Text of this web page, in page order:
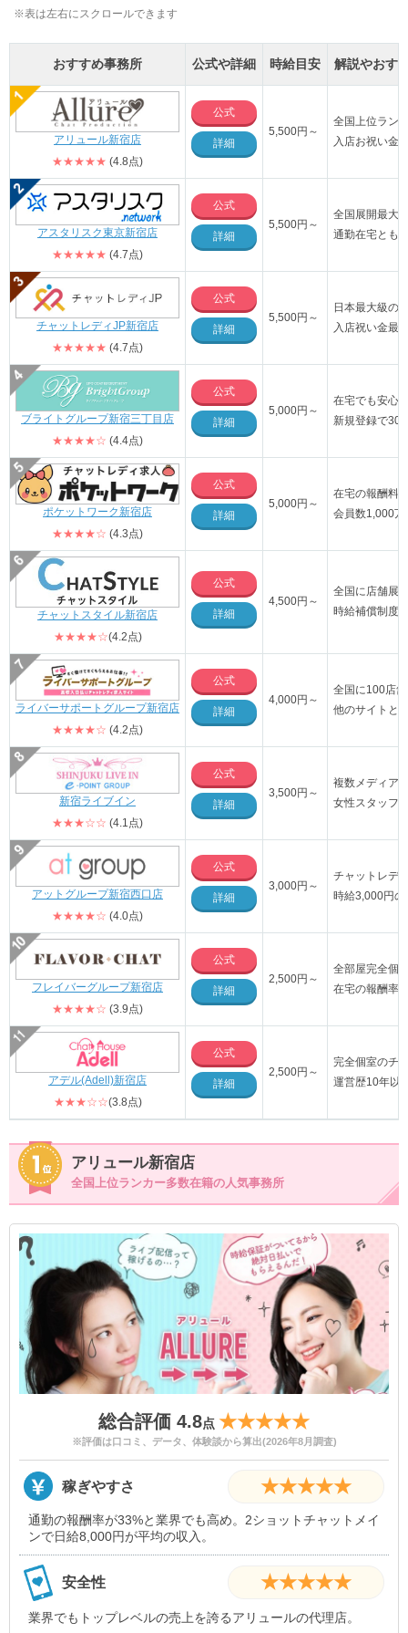
※表は左右にスクロールできます
おすすめ事務所 公式や詳細 時給目安 解説やおす
アリュール新宿店
★★★★★ (4.8点)
公式
詳細
5,500円～
全国上位ラン
入店お祝い金
アスタリスク東京新宿店
★★★★★ (4.7点)
公式
詳細
5,500円～
全国展開最大
通勤在宅とも
チャットレディJP新宿店
★★★★★ (4.7点)
公式
詳細
5,500円～
日本最大級の
入店祝い金最
ブライトグループ新宿三丁目店
★★★★☆ (4.4点)
公式
詳細
5,000円～
在宅でも安心
新規登録で
ポケットワーク新宿店
★★★★☆ (4.3点)
公式
詳細
5,000円～
在宅の報酬料
会員数1,000
チャットスタイル新宿店
★★★★☆(4.2点)
公式
詳細
4,500円～
全国に店舗展
時給補償制度
ライバーサポートグループ新宿店
★★★★☆ (4.2点)
公式
詳細
4,000円～
全国に100店
他のサイトと
新宿ライブイン
★★★☆☆ (4.1点)
公式
詳細
3,500円～
複数メディア
女性スタッフ
アットグループ新宿西口店
★★★★☆ (4.0点)
公式
詳細
3,000円～
チャットレデ
時給3,000円
フレイバーグループ新宿店
★★★★☆ (3.9点)
公式
詳細
2,500円～
全部屋完全個
在宅の報酬率
アデル(Adell)新宿店
★★★☆☆(3.8点)
公式
詳細
2,500円～
完全個室のチ
運営歴10年以
アリュール新宿店
全国上位ランカー多数在籍の人気事務所
総合評価 4.8点 ★★★★★
※評価は口コミ、データ、体験談から算出(2026年8月調査)
稼ぎやすさ ★★★★★
通勤の報酬率が33%と業界でも高め。2ショットチャットメイ
ンで日給8,000円が平均の収入。
安全性 ★★★★★
業界でもトップレベルの売上を誇るアリュールの代理店。